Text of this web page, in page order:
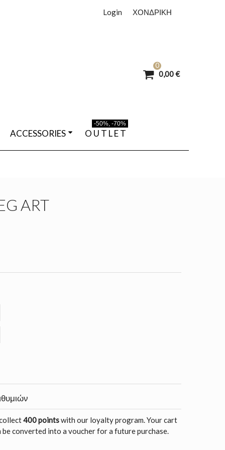
ΧΟΝΔΡΙΚΗ
Login
0
0,00 €
ACCESSORIES O U T L E T
-50%, -70%
ART
400 pointswith our loyalty program. Your cart
be converted into a voucher for a future purchase.